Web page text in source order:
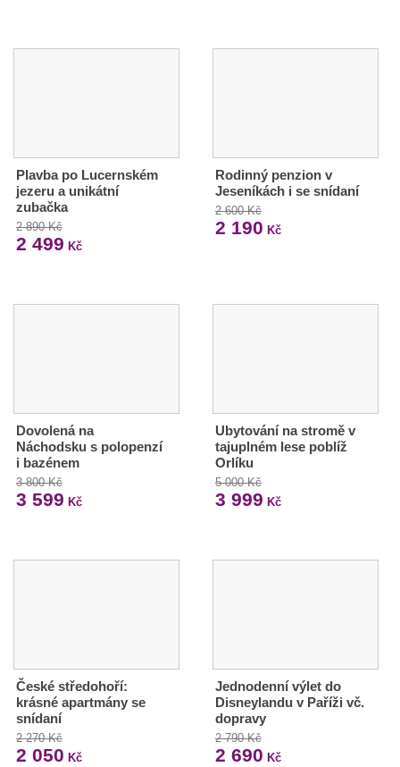
Plavba po Lucernském
jezeru a unikátní
zubačka
2 890 Kč
2 499 Kč
Rodinný penzion v
Jeseníkách i se snídaní
2 600 Kč
2 190 Kč
Dovolená na
Náchodsku s polopenzí
i bazénem
3 800 Kč
3 599 Kč
Ubytování na stromě v
tajuplném lese poblíž
Orlíku
5 000 Kč
3 999 Kč
České středohoří:
krásné apartmány se
snídaní
2 270 Kč
2 050 Kč
Jednodenní výlet do
Disneylandu v Paříži vč.
dopravy
2 790 Kč
2 690 Kč